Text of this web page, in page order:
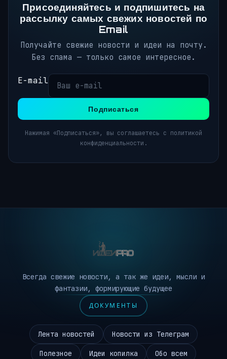
Присоединяйтесь и подпишитесь на
рассылку самых свежих новостей по
Email
Получайте свежие новости и идеи на почту.
Без спама — только самое интересное.
E-mail
Подписаться
Нажимая «Подписаться», вы соглашаетесь с политикой
конфиденциальности.
Всегда свежие новости, а так же идеи, мысли и
фантазии, формирующие будущее
ДОКУМЕНТЫ
Лента новостей Новости из Телеграм
Полезное Идеи копилка Обо всем